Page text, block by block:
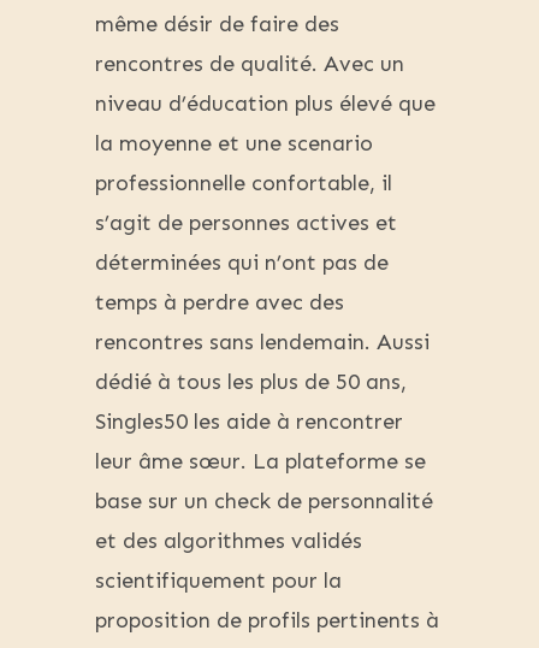
même désir de faire des
rencontres de qualité. Avec un
niveau d’éducation plus élevé que
la moyenne et une scenario
professionnelle confortable, il
s’agit de personnes actives et
déterminées qui n’ont pas de
temps à perdre avec des
rencontres sans lendemain. Aussi
dédié à tous les plus de 50 ans,
Singles50 les aide à rencontrer
leur âme sœur. La plateforme se
base sur un check de personnalité
et des algorithmes validés
scientifiquement pour la
proposition de profils pertinents à